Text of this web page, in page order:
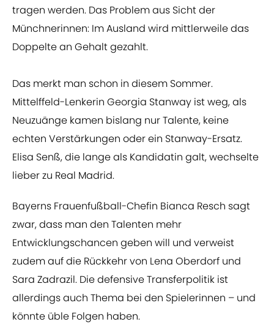
tragen werden. Das Problem aus Sicht der
Münchnerinnen: Im Ausland wird mittlerweile das
Doppelte an Gehalt gezahlt.
Das merkt man schon in diesem Sommer.
Mittelffeld-Lenkerin Georgia Stanway ist weg, als
Neuzuänge kamen bislang nur Talente, keine
echten Verstärkungen oder ein Stanway-Ersatz.
Elisa Senß, die lange als Kandidatin galt, wechselte
lieber zu Real Madrid.
Bayerns Frauenfußball-Chefin Bianca Resch sagt
zwar, dass man den Talenten mehr
Entwicklungschancen geben will und verweist
zudem auf die Rückkehr von Lena Oberdorf und
Sara Zadrazil. Die defensive Transferpolitik ist
allerdings auch Thema bei den Spielerinnen – und
könnte üble Folgen haben.